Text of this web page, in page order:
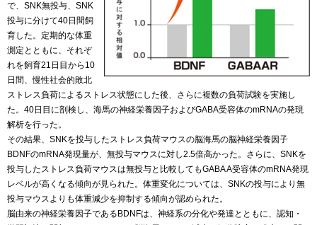
で、SNK無投与、SNK
投与に分けて40日間飼
育した。定期的な体重
測定とともに、それぞ
れを飼育21日目から10
日間、慢性社会的敗北
ストレス負荷によるストレス状態にした後、さらに複数の負荷試験を実施し
た。40日目に剖検し、海馬の神経栄養因子およびGABA受容体のmRNAの発現
解析を行った。
その結果、SNKを投与したストレス負荷マウスの脳海馬の脳神経栄養因子
BDNFのmRNA発現量が、無投与マウスに対し2.5倍高かった。さらに、SNKを
投与したストレス負荷マウスは無投与と比較してもGABA A受容体のmRNA発現
レベルが高くなる傾向が見られた。体重変化については、SNKの投与により無
投与マウスよりも体重減少を抑制する傾向が認められた。
脳由来の神経栄養因子であるBDNFは、神経系の分化や発達とともに、認知・